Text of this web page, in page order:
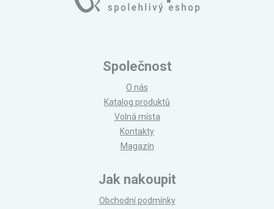
Společnost
O nás
Katalog produktů
Volná místa
Kontakty
Magazín
Jak nakoupit
Obchodní podmínky